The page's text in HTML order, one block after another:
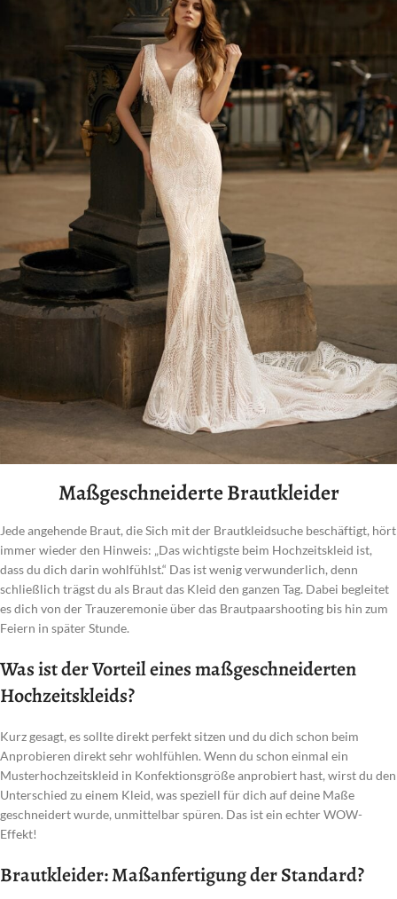
Maßgeschneiderte Brautkleider
Jede angehende Braut, die Sich mit der Brautkleidsuche beschäftigt, hört
immer wieder den Hinweis: „Das wichtigste beim Hochzeitskleid ist,
dass du dich darin wohlfühlst.“ Das ist wenig verwunderlich, denn
schließlich trägst du als Braut das Kleid den ganzen Tag. Dabei begleitet
es dich von der Trauzeremonie über das Brautpaarshooting bis hin zum
Feiern in später Stunde.
Was ist der Vorteil eines maßgeschneiderten
Hochzeitskleids?
Kurz gesagt, es sollte direkt perfekt sitzen und du dich schon beim
Anprobieren direkt sehr wohlfühlen. Wenn du schon einmal ein
Musterhochzeitskleid in Konfektionsgröße anprobiert hast, wirst du den
Unterschied zu einem Kleid, was speziell für dich auf deine Maße
geschneidert wurde, unmittelbar spüren. Das ist ein echter WOW-
Effekt!
Brautkleider: Maßanfertigung der Standard?